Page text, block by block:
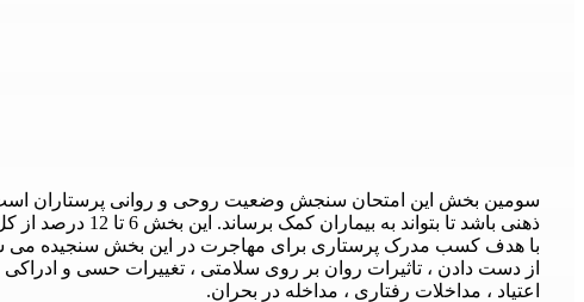
سومین بخش این امتحان سنجش وضعیت روحی و روانی پرستاران است.
ذهنی باشد تا
با هدف کسب مدرک پرستاری برای مهاجرت در این بخش سنجیده می
از دست دادن ، تاثیرات روان بر روی سلامتی ، تغییرات حسی و
اعتیاد ، مداخلات رفتاری ، مداخله در بحران.